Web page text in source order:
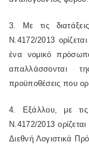
3. Με τις
Ν.4172/2013
ένα νομικό
απαλλάσσονται
προϋποθέσεις που
4. Εξάλλου, με τις
Ν.4172/2013
Διεθνή Λογιστικά